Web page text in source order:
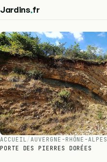
Jardins.fr
ACCUEIL/AUVERGNE-RHÔNE-ALPES
PORTE DES PIERRES DORÉES